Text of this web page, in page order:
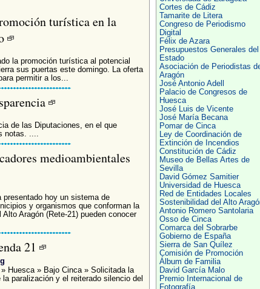
turística en la
la promoción turística al potencial
sus puertas este domingo. La oferta
permitir a los...
de las Diputaciones, en el que
notas. ....
medioambientales
presentado hoy un sistema de
y organismos que conforman la
Aragón (Rete-21) pueden conocer
21
Huesca » Bajo Cinca » Solicitada la
paralización y el reiterado silencio del
Cortes de Cádiz
Tamarite de Litera
Congreso de Periodismo
Digital
Félix de Azara
Presupuestos Generales del
Estado
Asociación de Periodistas
Aragón
José Antonio Adell
Palacio de Congresos de
Huesca
José Luis de Vicente
José María Becana
Pomar de Cinca
Ley de Coordinación de
Extinción de Incendios
Constitución de Cádiz
Museo de Bellas Artes de
Sevilla
David Gómez Samitier
Universidad de Huesca
Red de Entidades Locales
Sostenibilidad del Alto
Antonio Romero Santolaria
Osso de Cinca
Comarca del Sobrarbe
Gobierno de España
Sierra de San Quílez
Comisión de Promoción
Álbum de Familia
David García Malo
Premio Internacional de
Fotografía